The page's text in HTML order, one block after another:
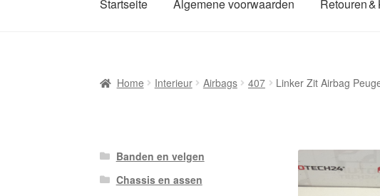
Startseite Algemene voorwaarden Retouren
Mijn accountOver onsPrivacybeleid Wereldwijde
Home Interieur Airbags 407 Linker Zit Airbag
Banden en velgen
Chassis en assen